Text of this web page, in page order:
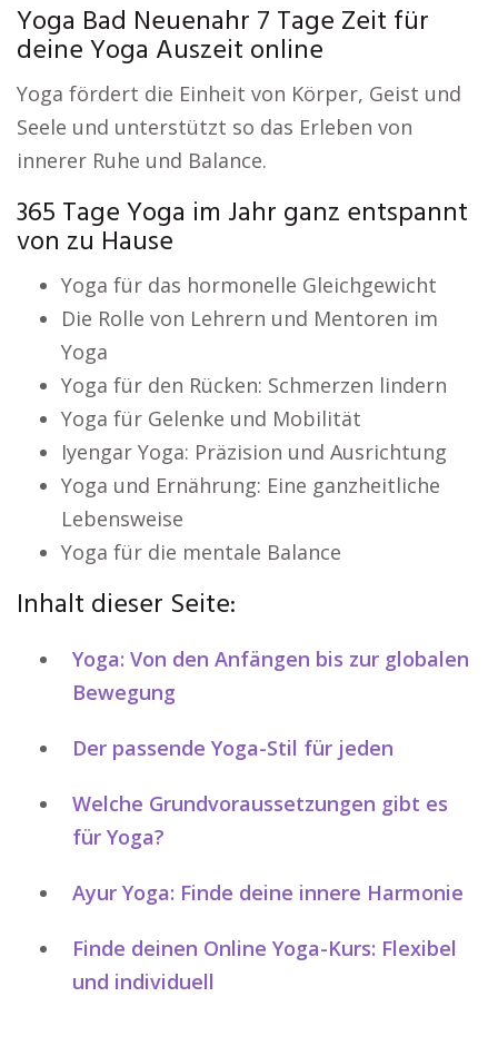
Yoga Bad Neuenahr 7 Tage Zeit für
deine Yoga Auszeit online
Yoga fördert die Einheit von Körper, Geist und
Seele und unterstützt so das Erleben von
innerer Ruhe und Balance.
365 Tage Yoga im Jahr ganz entspannt
von zu Hause
Yoga für das hormonelle Gleichgewicht
Die Rolle von Lehrern und Mentoren im
Yoga
Yoga für den Rücken: Schmerzen lindern
Yoga für Gelenke und Mobilität
Iyengar Yoga: Präzision und Ausrichtung
Yoga und Ernährung: Eine ganzheitliche
Lebensweise
Yoga für die mentale Balance
Inhalt dieser Seite:
Yoga: Von den Anfängen bis zur globalen
Bewegung
Der passende Yoga-Stil für jeden
Welche Grundvoraussetzungen gibt es
für Yoga?
Ayur Yoga: Finde deine innere Harmonie
Finde deinen Online Yoga-Kurs: Flexibel
und individuell